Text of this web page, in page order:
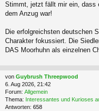
Stimmt, jetzt fällt mir ein, dass
dem Anzug war!
Die erfolgreichsten deutschen
Charakter fokussiert. Die
DAS Moorhuhn als einzelnen
von Guybrush Threepwood
6. Aug 2026, 21:42
Forum: Allgemein
Thema: Interessantes und Kurioses
Antworten: 658